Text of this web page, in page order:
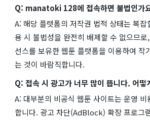
Q: manatoki 128에 접속하면 불법인가
A: 해당 플랫폼의 저작권 법적 상태는 복잡
용 시 불법성을 완전히 배제할 수 없으므로
선스를 보유한 웹툰 플랫폼을 이용하여 작
는 것이 바람직합니다.
Q: 접속 시 광고가 너무 많이 뜹니다. 어떻
A: 대부분의 비공식 웹툰 사이트는 운영 비
합니다. 광고 차단(AdBlock) 확장 프로그